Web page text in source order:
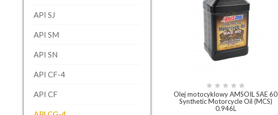
API SJ
API SM
API SN
API CF-4
API CF
    
Olej motocyklowy AMSOIL SAE 60
Synthetic Motorcycle Oil (MCS)
0.946L